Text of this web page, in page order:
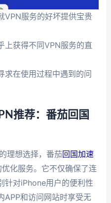
VPN服务的好坏提供宝贵
上获得不同VPN服务的直
求在使用过程中遇到的问
推荐：番茄回国
理想选择，番茄回国加速
化服务。它不仅确保了连
针对iPhone用户的便利性
APP和访问网站时享受无